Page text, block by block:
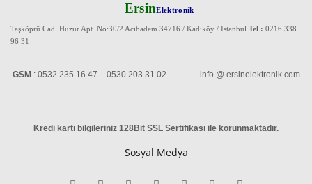
ErsinElektronik
Taşköprü Cad. Huzur Apt. No:30/2 Acıbadem 34716 / Kadıköy / Istanbul Tel : 0216 338
96 31
GSM : 0532 235 16 47 - 0530 203 31 02 info @ ersinelektronik.com
Kredi kartı bilgileriniz 128Bit SSL Sertifikası ile korunmaktadır.
Sosyal Medya